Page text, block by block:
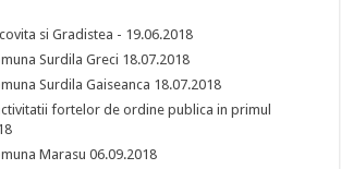
si Gradistea - 19.06.2018
Surdila Greci 18.07.2018
Surdila Gaiseanca 18.07.2018
fortelor de ordine publica in primul
Marasu 06.09.2018